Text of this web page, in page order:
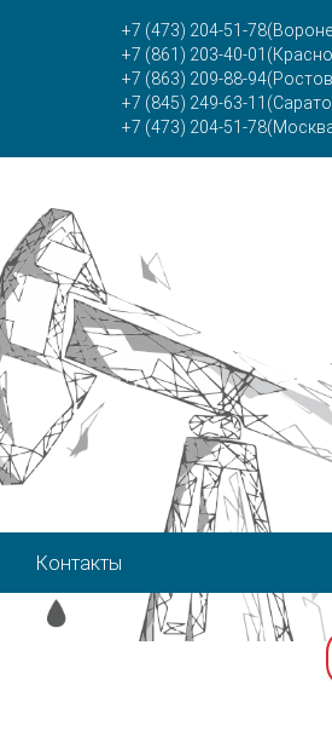
+7 (473) 204-51-78
+7 (861) 203-40-01
+7 (863) 209-88-94
+7 (845) 249-63-11
+7 (473) 204-51-78
Контакты